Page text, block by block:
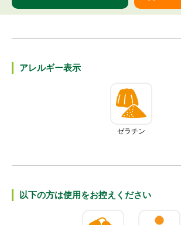
アレルギー表⽰
ゼラチン
以下の⽅は使⽤をお控えください